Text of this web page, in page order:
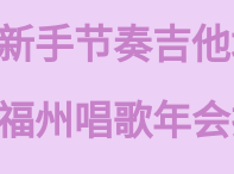
手节奏吉
州唱歌年